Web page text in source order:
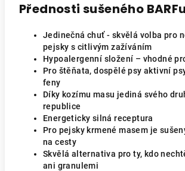
Přednosti sušeného BARFu
Jedinečná chuť - skvělá volba pro
pejsky s citlivým zažíváním
Hypoalergenní složení – vhodné
Pro štěňata, dospělé psy aktivní
feny
Díky kozímu masu jediná svého
republice
Energeticky silná receptura
Pro pejsky krmené masem je
na cesty
Skvělá alternativa pro ty, kdo
ani granulemi